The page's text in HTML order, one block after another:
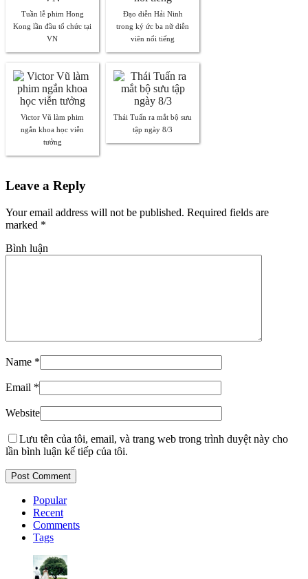
Tuần lễ phim Hong
Kong lần đầu tổ chức tại
VN
Đạo diễn Hải Ninh
trong ký ức ba nữ diễn
viên nổi tiếng
Victor Vũ làm phim
ngắn khoa học viễn
tưởng
Thái Tuấn ra mắt bộ sưu
tập ngày 8/3
Leave a Reply
Your email address will not be published. Required fields are
marked *
Bình luận
Name *
Email *
Website
Lưu tên của tôi, email, và trang web trong trình duyệt này cho
lần bình luận kế tiếp của tôi.
Popular
Recent
Comments
Tags